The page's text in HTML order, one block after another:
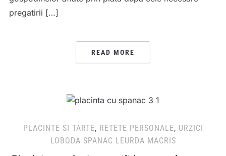
pregatirii […]
READ MORE
PLACINTE SI TARTE, RETETE PERSONALE, URZICI
LOBODA SPANAC LEURDA MACRIS